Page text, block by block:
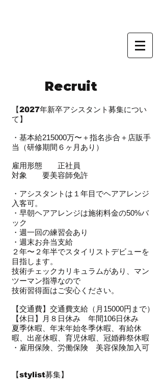
Recruit
【2027年新卒アシスタント募集につい
て 】
・基本給215000万〜＋指名歩合＋店販手
当（研修期間６ヶ月あり）
雇用形態 正社員
対象 要美容師免許
・アシスタントは１年目でヘアアレンジ
入客可。
・早朝ヘアアレンジは施術料金の50%バ
ック
・週一回の練習会あり
・週末お弁当支給
２年〜２年半でスタイリストデビューを
目指します。
技術チェックカリキュラムがあり、マン
ツーマン指導なので
技術習得面はご安心ください。
【交通費】交通費支給（月15000円まで）
【休日】月８日休み 年間106日休み
夏季休暇、年末年始冬季休暇、有給休
暇、出産休暇、育児休暇、冠婚葬祭休暇
​・雇用保険、労働保険 美容保険加入可
【stylist募集】